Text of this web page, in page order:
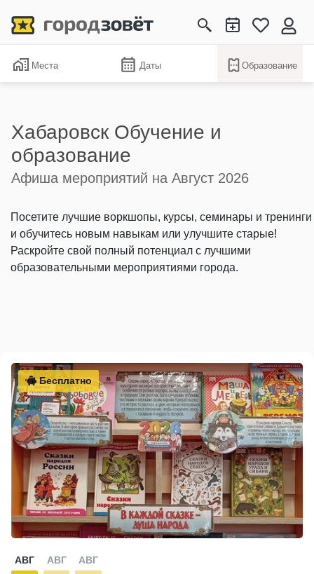
Места Даты Образование
Хабаровск Обучение и
образование
Афиша мероприятий на Август 2026
Посетите лучшие воркшопы, курсы, семинары и тренинги
и обучитесь новым навыкам или улучшите старые!
Раскройте свой полный потенциал с лучшими
образовательными мероприятиями города.
Бесплатно
АВГ АВГ АВГ